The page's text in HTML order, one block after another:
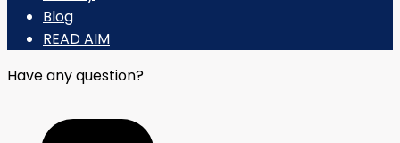
Blog
READ AIM
Have any question?